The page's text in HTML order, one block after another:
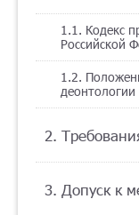
О проекте
Контакты
Помощь
Заказать
Тарифы
1.1. Кодекс
Российской
1.2.
деонтологии
2.
3. Допуск к